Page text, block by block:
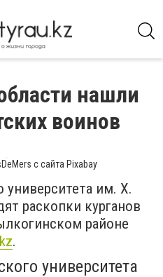
нашли
воинов
с сайта Pixabay
университета им. Х.
раскопки курганов
районе
.
университета